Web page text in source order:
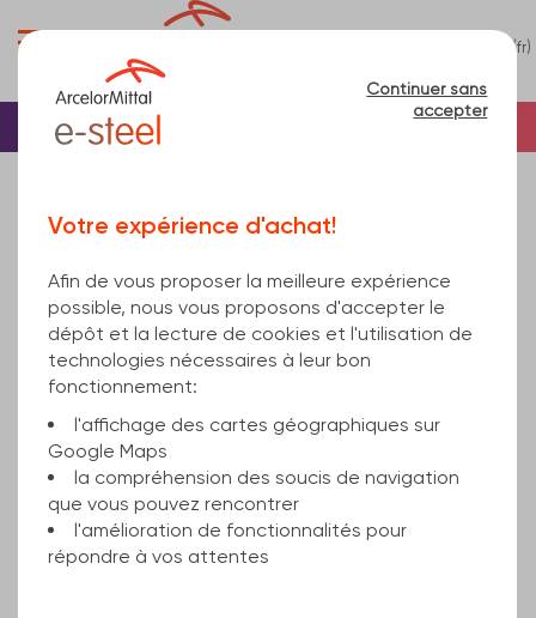
(fr)
Accueil Béton
Continuer sans
accepter
Votre expérience d'achat!
Afin de vous proposer la meilleure expérience
possible, nous vous proposons d'accepter le
dépôt et la lecture de cookies et l'utilisation de
technologies nécessaires à leur bon
fonctionnement:
l'affichage des cartes géographiques sur
Google Maps
la compréhension des soucis de navigation
que vous pouvez rencontrer
l'amélioration de fonctionnalités pour
répondre à vos attentes